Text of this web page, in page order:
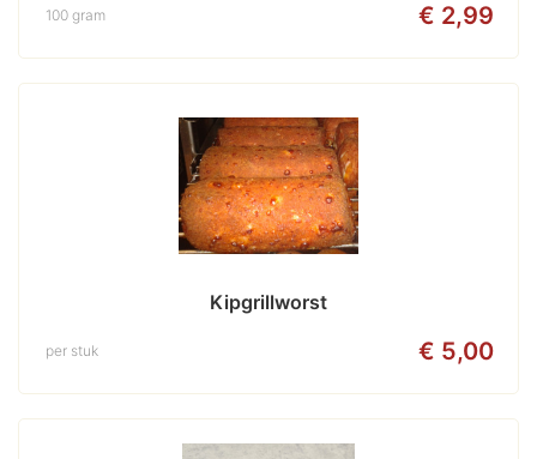
€ 2,99
100 gram
Kipgrillworst
€ 5,00
per stuk